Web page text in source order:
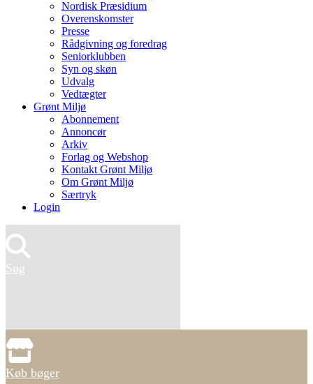
Nordisk Præsidium
Overenskomster
Presse
Rådgivning og foredrag
Seniorklubben
Syn og skøn
Udvalg
Vedtægter
Grønt Miljø
Abonnement
Annoncør
Arkiv
Forlag og Webshop
Kontakt Grønt Miljø
Om Grønt Miljø
Særtryk
Login
Søg
Køb bøger